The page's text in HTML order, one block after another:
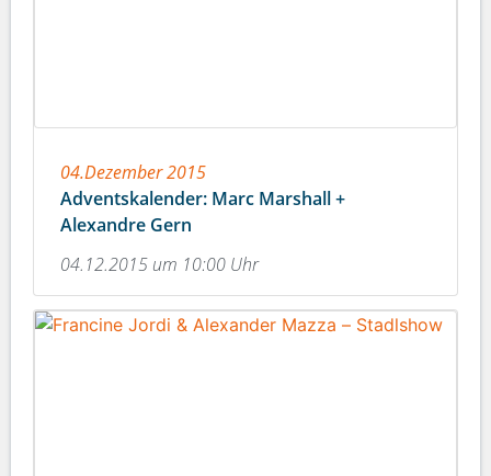
04.Dezember 2015
Adventskalender: Marc Marshall +
Alexandre Gern
04.12.2015 um 10:00 Uhr